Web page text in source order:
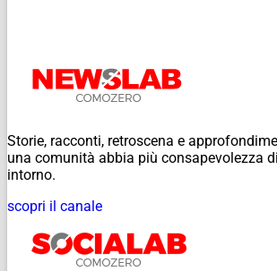
Storie, racconti, retroscena e
una comunità abbia più consapevolezza
intorno.
scopri il canale